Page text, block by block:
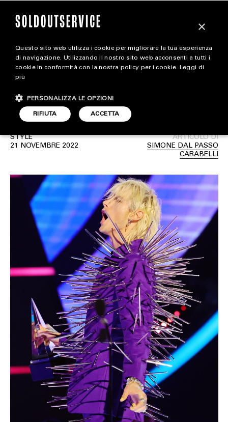
magazine
STYLE
FOOTWEAR
ACCESSORIES
Machine Gun Kelly in
abito Dolce&Gabbana
con punte metalliche
STYLE
21 NOVEMBRE 2022
ARTICOLO DI
SIMONE DAL PASSO
CARABELLI
×
Questo sito web utilizza i cookie per migliorare la tua esperienza
di navigazione. Utilizzando il nostro sito web acconsenti a tutti i
cookie in conformità con la nostra policy per i cookie. Leggi di
più
ACCETTA
RIFIUTA
PERSONALIZZA LE OPZIONI